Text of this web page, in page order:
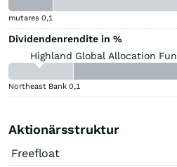
mutares 0,1
Dividendenrendite in %
Highland Global Allocation
Northeast Bank 0,1
Aktionärsstruktur
Freefloat